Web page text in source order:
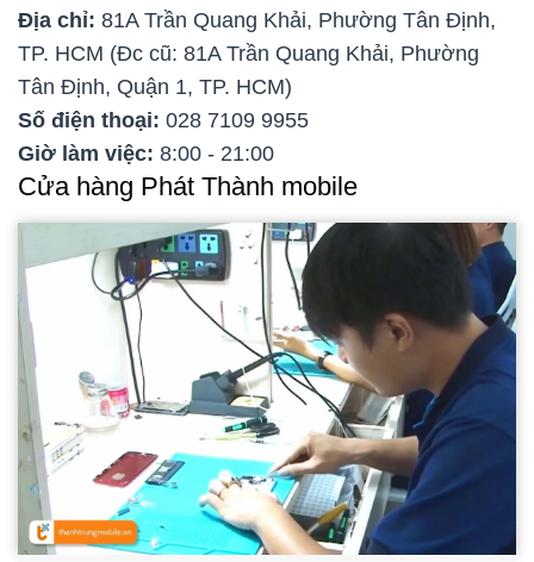
Địa chỉ: 81A Trần Quang Khải, Phường Tân Định,
TP. HCM (Đc cũ: 81A Trần Quang Khải, Phường
Tân Định, Quận 1, TP. HCM)
Số điện thoại: 028 7109 9955
Giờ làm việc: 8:00 - 21:00
Cửa hàng Phát Thành mobile